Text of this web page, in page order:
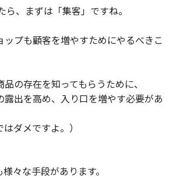
ら、まずは「集客」ですね。
ップも顧客を増やすためにやるべきこ
の存在を知ってもらうために、
露出を高め、入り口を増やす必要があ
はダメですよ。）
様々な手段があります。